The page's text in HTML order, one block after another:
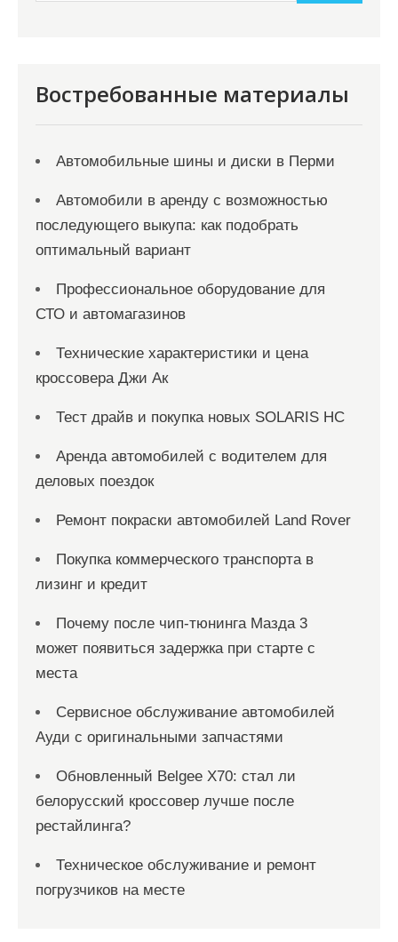
Востребованные материалы
Автомобильные шины и диски в Перми
Автомобили в аренду с возможностью
последующего выкупа: как подобрать
оптимальный вариант
Профессиональное оборудование для
СТО и автомагазинов
Технические характеристики и цена
кроссовера Джи Ак
Тест драйв и покупка новых SOLARIS HC
Аренда автомобилей с водителем для
деловых поездок
Ремонт покраски автомобилей Land Rover
Покупка коммерческого транспорта в
лизинг и кредит
Почему после чип-тюнинга Мазда 3
может появиться задержка при старте с
места
Сервисное обслуживание автомобилей
Ауди с оригинальными запчастями
Обновленный Belgee X70: стал ли
белорусский кроссовер лучше после
рестайлинга?
Техническое обслуживание и ремонт
погрузчиков на месте